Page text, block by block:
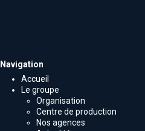
Navigation
Accueil
Le groupe
Organisation
Centre de production
Nos agences